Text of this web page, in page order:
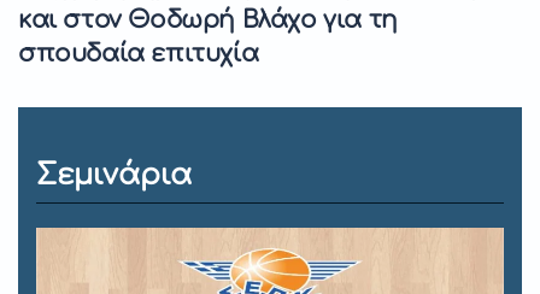
και στον Θοδωρή Βλάχο για τη
σπουδαία επιτυχία
Σεμινάρια